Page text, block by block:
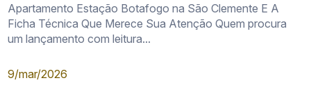
Apartamento Estação Botafogo na São Clemente E A
Ficha Técnica Que Merece Sua Atenção Quem procura
um lançamento com leitura...
9/mar/2026